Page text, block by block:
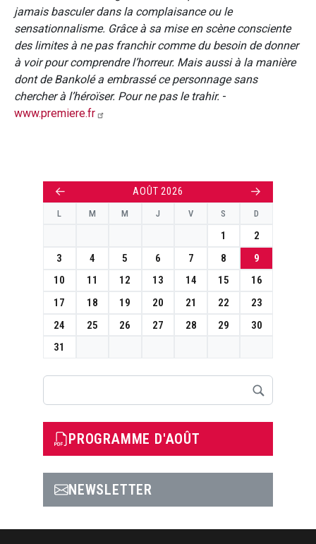
jamais basculer dans la complaisance ou le
sensationnalisme. Grâce à sa mise en scène consciente
des limites à ne pas franchir comme du besoin de donner
à voir pour comprendre l’horreur. Mais aussi à la manière
dont de Bankolé a embrassé ce personnage sans
chercher à l’héroïser. Pour ne pas le trahir. -
www.premiere.fr
← AOÛT 2026 →
L M M J V S D
1
2
3
4 5 6 7 8
9
10
11 12 13 14 15
16
17
18 19 20 21 22
23
24
25 26 27 28 29
30
31
PROGRAMME D'AOÛT
NEWSLETTER